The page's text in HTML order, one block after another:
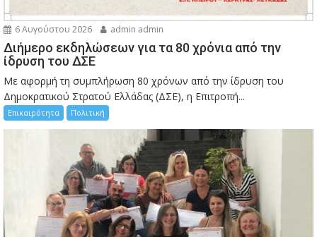
6 Αυγούστου 2026 admin admin
Διήμερο εκδηλώσεων για τα 80 χρόνια από την
ίδρυση του ΔΣΕ
Με αφορμή τη συμπλήρωση 80 χρόνων από την ίδρυση του
Δημοκρατικού Στρατού Ελλάδας (ΔΣΕ), η Επιτροπή...
Επικαιρότητα Πολιτική